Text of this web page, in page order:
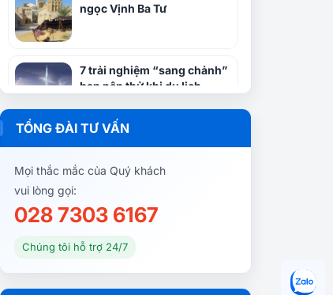
ngọc Vịnh Ba Tư
7 trải nghiệm “sang chảnh”
bạn nên thử khi du lịch
Dubai – Điểm đến xa hoa và
hấp dẫn bậc nhất Thế Giới
Dubai – Điểm hẹn du lịch
trong mơ của nhiều du
khách
TỔNG ĐÀI TƯ VẤN
Mọi thắc mắc của Quý khách
vui lòng gọi:
028 7303 6167
Chúng tôi hỗ trợ 24/7